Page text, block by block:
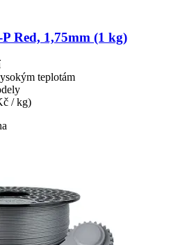
Red, 1,75mm (1 kg)
teplotám
/ kg)